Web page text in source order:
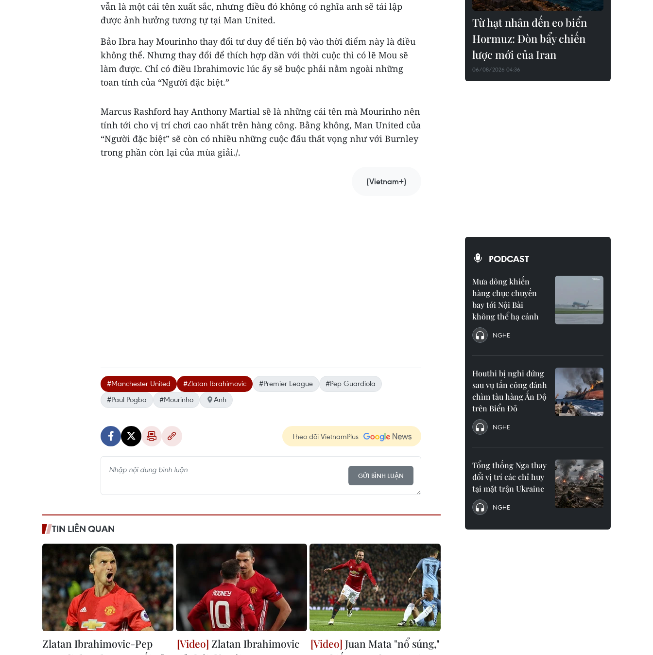
vẫn là một cái tên xuất sắc, nhưng điều đó không có nghĩa anh sẽ tái lập
được ảnh hưởng tương tự tại Man United.
Bảo Ibra hay Mourinho thay đổi tư duy để tiến bộ vào thời điểm này là điều
không thể. Nhưng thay đổi để thích hợp dần với thời cuộc thì có lẽ Mou sẽ
làm được. Chỉ có điều Ibrahimovic lúc ấy sẽ buộc phải nằm ngoài những
toan tính của “Người đặc biệt.”
Marcus Rashford hay Anthony Martial sẽ là những cái tên mà Mourinho nên
tính tới cho vị trí chơi cao nhất trên hàng công. Bằng không, Man United của
“Người đặc biệt” sẽ còn có nhiều những cuộc đấu thất vọng như với Burnley
trong phần còn lại của mùa giải./.
(Vietnam+)
#Manchester United #Zlatan Ibrahimovic #Premier League
#Pep Guardiola
#Paul Pogba
#Mourinho Anh
Theo dõi VietnamPlus
GỬI BÌNH LUẬN
TIN LIÊN QUAN
Zlatan Ibrahimovic-Pep
Zlatan Ibrahimovic
Juan Mata "nổ súng,"
Từ hạt nhân đến eo biển
Hormuz: Đòn bẩy chiến
lược mới của Iran
06/08/2026 04:36
PODCAST
Mưa dông khiến
hàng chục chuyến
bay tới Nội Bài
không thể hạ cánh
NGHE
Houthi bị nghi đứng
sau vụ tấn công đánh
chìm tàu hàng Ấn Độ
trên Biển Đỏ
NGHE
Tổng thống Nga thay
đổi vị trí các chỉ huy
tại mặt trận Ukraine
NGHE